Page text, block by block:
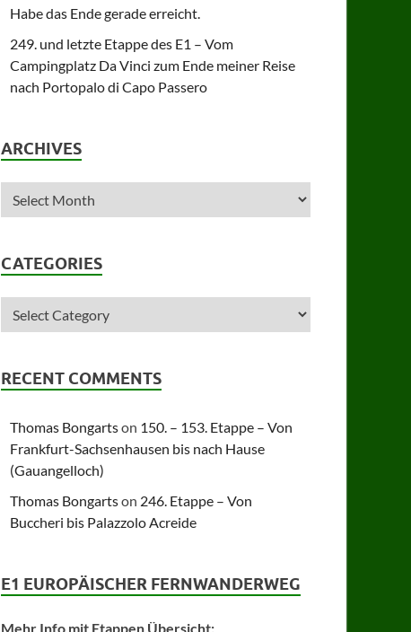
Habe das Ende gerade erreicht.
249. und letzte Etappe des E1 – Vom
Campingplatz Da Vinci zum Ende meiner Reise
nach Portopalo di Capo Passero
ARCHIVES
CATEGORIES
RECENT COMMENTS
Thomas Bongartson 150. – 153. Etappe – Von
Frankfurt-Sachsenhausen bis nach Hause
(Gauangelloch)
Thomas Bongartson 246. Etappe – Von
Buccheri bis Palazzolo Acreide
E1 EUROPÄISCHER FERNWANDERWEG
Mehr Info mit Etappen Übersicht: